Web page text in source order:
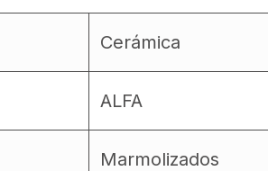
Cerámica
ALFA
Marmolizados